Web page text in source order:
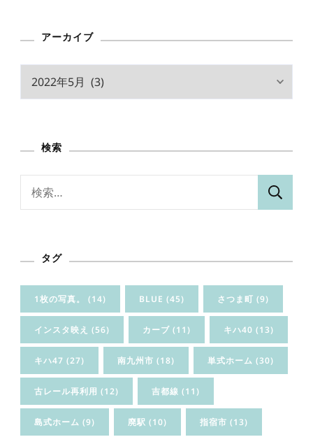
アーカイブ
ブ
検索
タグ
1枚の写真。 (14) BLUE (45) さつま町 (9)
インスタ映え (56) カーブ (11) キハ40 (13)
キハ47 (27) 南九州市 (18) 単式ホーム (30)
古レール再利用 (12) 吉都線 (11)
島式ホーム (9) 廃駅 (10) 指宿市 (13)